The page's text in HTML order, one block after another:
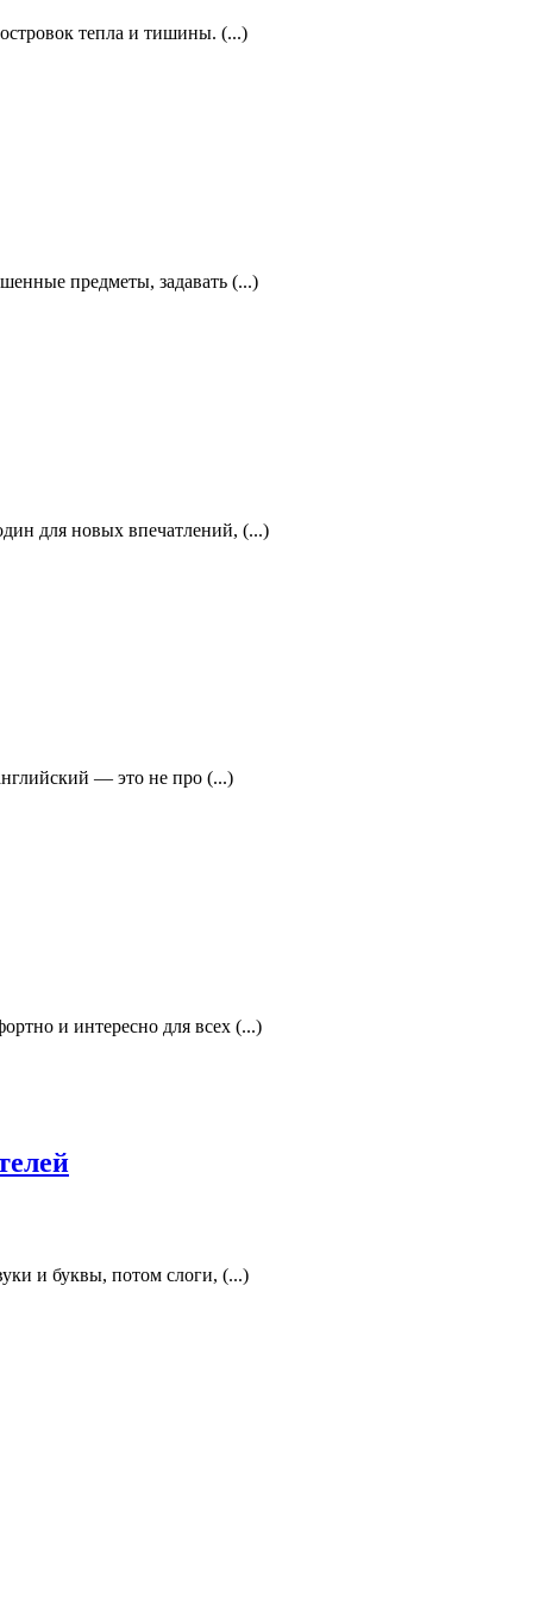
тепла и тишины. (...)
предметы, задавать (...)
для новых впечатлений, (...)
— это не про (...)
и интересно для всех (...)
и буквы, потом слоги, (...)